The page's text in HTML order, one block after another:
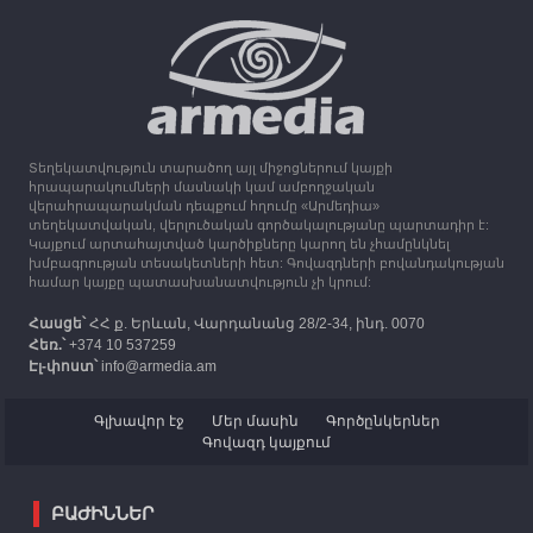
սպասվում է անձրև և ամպրոպ
30.09.2023
Միացյալ Թագավորությունը 1 միլիոն ֆունտ
ստեռլինգ կհատկացնի՝ աջակցելու Լեռնային
Ղարաբաղից բռնի տեղահանվածներին
12:25 30.09.2023
Հայաստան է ժամանել բռնի տեղահանված 100
հազար 417 արցախցի
Տեղեկատվություն տարածող այլ միջոցներում կայքի
հրապարակումների մասնակի կամ ամբողջական
վերահրապարակման դեպքում հղումը «Արմեդիա»
տեղեկատվական, վերլուծական գործակալությանը պարտադիր է:
Կայքում արտահայտված կարծիքները կարող են չհամընկնել
խմբագրության տեսակետների հետ: Գովազդների բովանդակության
համար կայքը պատասխանատվություն չի կրում:
Հասցե՝ՀՀ ք. Երևան, Վարդանանց 28/2-34, ինդ. 0070
Հեռ.՝+374 10 537259
Էլ-փոստ՝info@armedia.am
Գլխավոր էջ Մեր մասին
Գործընկերներ
Գովազդ կայքում
ԲԱԺԻՆՆԵՐ